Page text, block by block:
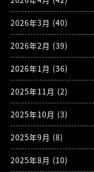
2026年3月 (40)
2026年2月 (39)
2026年1月 (36)
2025年11月 (2)
2025年10月 (3)
2025年9月 (8)
2025年8月 (10)